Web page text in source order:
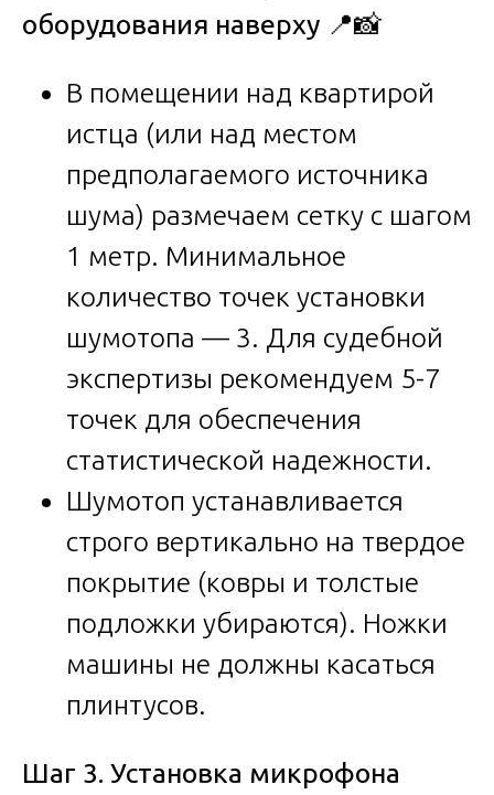
оборудования наверху 📍📸
В помещении над квартирой
истца (или над местом
предполагаемого источника
шума) размечаем сетку с шагом
1 метр. Минимальное
количество точек установки
шумотопа — 3. Для судебной
экспертизы рекомендуем 5-7
точек для обеспечения
статистической надежности.
Шумотоп устанавливается
строго вертикально на твердое
покрытие (ковры и толстые
подложки убираются). Ножки
машины не должны касаться
плинтусов.
Шаг 3. Установка микрофона